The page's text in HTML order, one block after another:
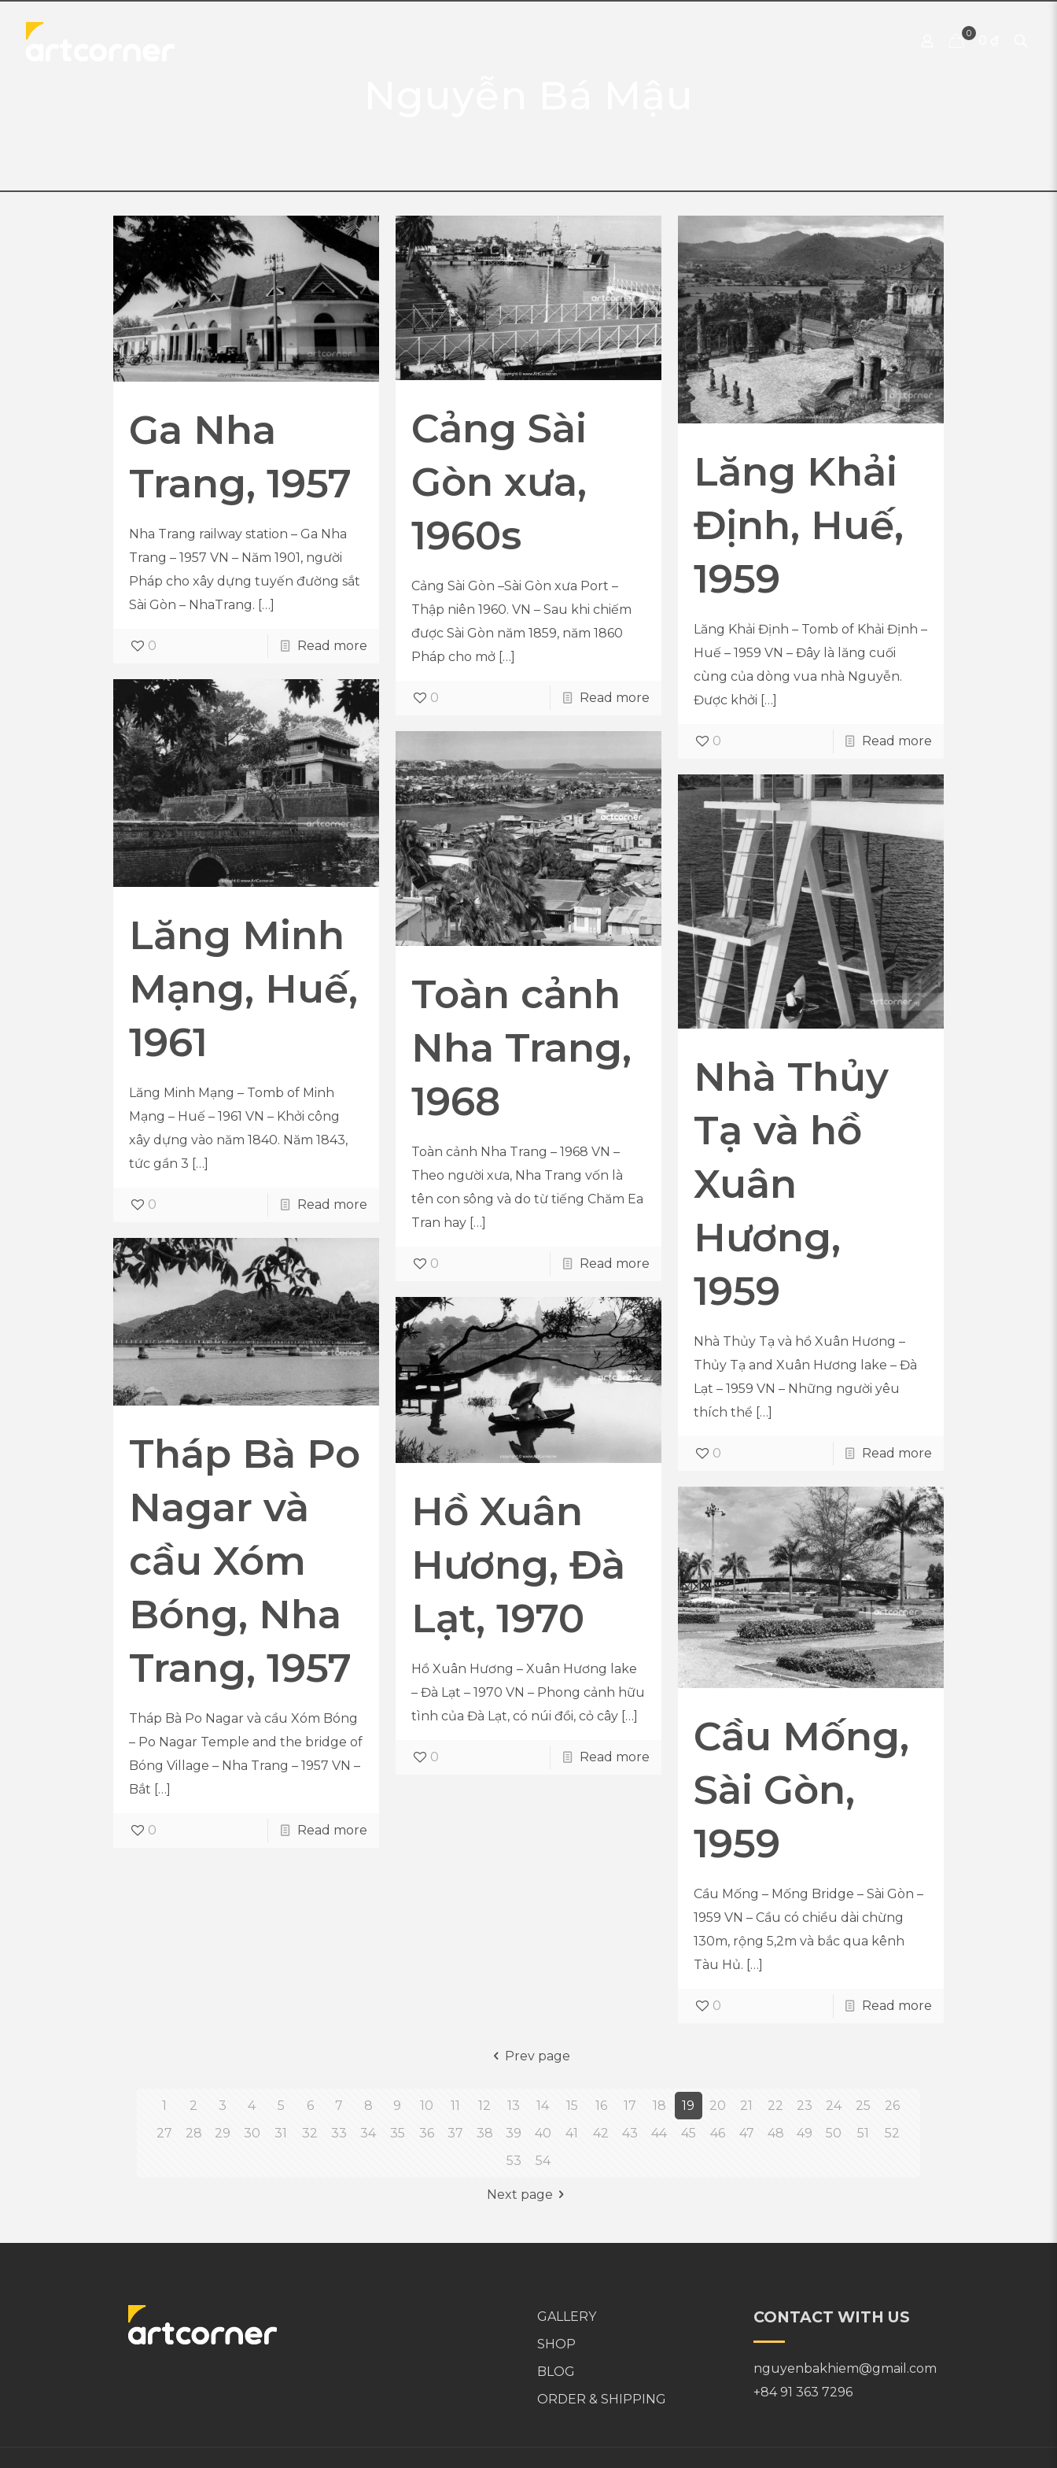
0
Ga Nha
Trang, 1957
Nha Trang railway station – Ga Nha
Trang – 1957 VN – Năm 1901, người
Pháp cho xây dựng tuyến đường sắt
Sài Gòn – NhaTrang. […]
0 Read more
Cảng Sài
Gòn xưa,
1960s
Cảng Sài Gòn –Sài Gòn xưa Port –
Thập niên 1960. VN – Sau khi chiếm
được Sài Gòn năm 1859, năm 1860
Pháp cho mở […]
0 Read more
Lăng Khải
Định, Huế,
1959
Lăng Khải Định – Tomb of Khải Định –
Huế – 1959 VN – Đây là lăng cuối
cùng của dòng vua nhà Nguyễn.
Được khởi […]
0 Read more
Lăng Minh
Mạng, Huế,
1961
Lăng Minh Mạng – Tomb of Minh
Mạng – Huế – 1961 VN – Khởi công
xây dựng vào năm 1840. Năm 1843,
tức gần 3 […]
0 Read more
Toàn cảnh
Nha Trang,
1968
Toàn cảnh Nha Trang – 1968 VN –
Theo người xưa, Nha Trang vốn là
tên con sông và do từ tiếng Chăm Ea
Tran hay […]
0 Read more
Nhà Thủy
Tạ và hồ
Xuân
Hương,
1959
Nhà Thủy Tạ và hồ Xuân Hương –
Thủy Tạ and Xuân Hương lake – Đà
Lạt – 1959 VN – Những người yêu
thích thể […]
0 Read more
Tháp Bà Po
Nagar và
cầu Xóm
Bóng, Nha
Trang, 1957
Tháp Bà Po Nagar và cầu Xóm Bóng
– Po Nagar Temple and the bridge of
Bóng Village – Nha Trang – 1957 VN –
Bắt […]
0 Read more
Hồ Xuân
Hương, Đà
Lạt, 1970
Hồ Xuân Hương – Xuân Hương lake
– Đà Lạt – 1970 VN – Phong cảnh hữu
tình của Đà Lạt, có núi đồi, cỏ cây […]
0 Read more
Cầu Mống,
Sài Gòn,
1959
Cầu Mống – Mống Bridge – Sài Gòn –
1959 VN – Cầu có chiều dài chừng
130m, rộng 5,2m và bắc qua kênh
Tàu Hủ. […]
0 Read more
Prev page
1 2 3 4 5 6 7 8 9 10 11 12 13 14 15 16 17 18 19 20 21 22 23 24 25
26
27
28 29 30 31 32 33 34 35 36 37 38 39 40 41 42 43 44 45 46 47 48 49 50 51
52
53
54
Next page
GALLERY
SHOP
BLOG
ORDER & SHIPPING
CONTACT WITH US
nguyenbakhiem@gmail.com
+84 91 363 7296